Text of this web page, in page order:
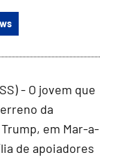
- O jovem que
da
em Mar-a-
de apoiadores